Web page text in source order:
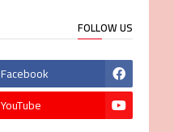
FOLLOW US
Facebook
YouTube